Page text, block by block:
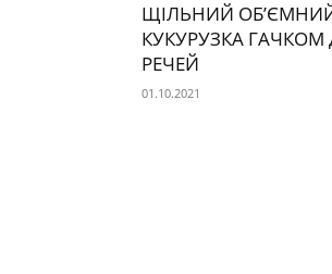
ЩІЛЬНИЙ
КУКУРУЗКА ГАЧКОМ
РЕЧЕЙ
01.10.2021